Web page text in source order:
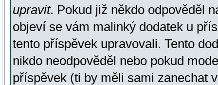
upravit. Pokud již někdo odpověděl
objeví se vám malinký dodatek u
tento příspěvek upravovali. Tento
nikdo neodpověděl nebo pokud
příspěvek (ti by měli sami zanechat